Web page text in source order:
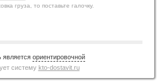
груза, то поставьте галочку.
является ориентировочной
систему kto-dostavit.ru